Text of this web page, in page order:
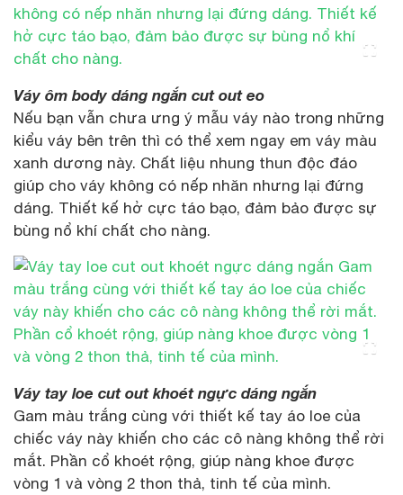
Váy ôm body dáng ngắn cut out eo
Nếu bạn vẫn chưa ưng ý mẫu váy nào trong những
kiểu váy bên trên thì có thể xem ngay em váy màu
xanh dương này. Chất liệu nhung thun độc đáo
giúp cho váy không có nếp nhăn nhưng lại đứng
dáng. Thiết kế hở cực táo bạo, đảm bảo được sự
bùng nổ khí chất cho nàng.
Váy tay loe cut out khoét ngực dáng ngắn
Gam màu trắng cùng với thiết kế tay áo loe của
chiếc váy này khiến cho các cô nàng không thể rời
mắt. Phần cổ khoét rộng, giúp nàng khoe được
vòng 1 và vòng 2 thon thả, tinh tế của mình.